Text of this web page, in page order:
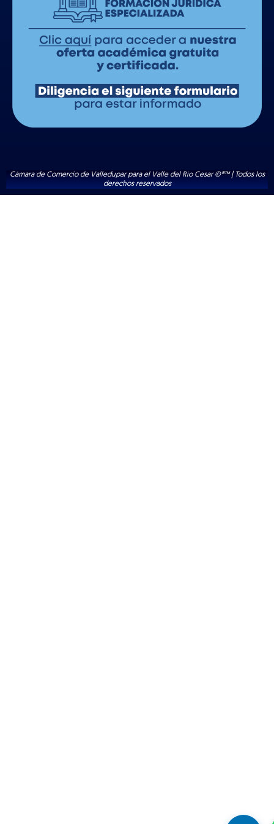
Cámara de Comercio de Valledupar para el Valle del Río Cesar ©®™ | Todos los
derechos reservados